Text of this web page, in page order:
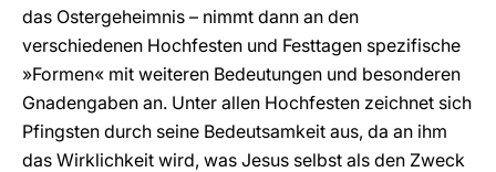
das Ostergeheimnis – nimmt dann an den
verschiedenen Hochfesten und Festtagen spezifische
»Formen« mit weiteren Bedeutungen und besonderen
Gnadengaben an. Unter allen Hochfesten zeichnet sich
Pfingsten durch seine Bedeutsamkeit aus, da an ihm
das Wirklichkeit wird, was Jesus selbst als den Zweck